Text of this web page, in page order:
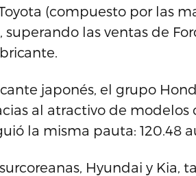
(compuesto por las
superando las ventas de
japonés, el grupo
al atractivo de
la misma pauta: 120.48
Hyundai y